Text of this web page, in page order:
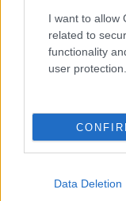
I want to allow
related to
functionality
user protection.
Data Deletion
A BeReal egy
ami nagyban
hasonló
Instagramra,
tökéletesség